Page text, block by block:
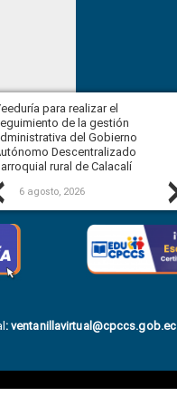
Previous
para realizar el
de la gestión
del Gobierno
Descentralizado
rural de Calacalí
6 agosto, 2026
:ventanillavirtual@cpccs.gob.ec